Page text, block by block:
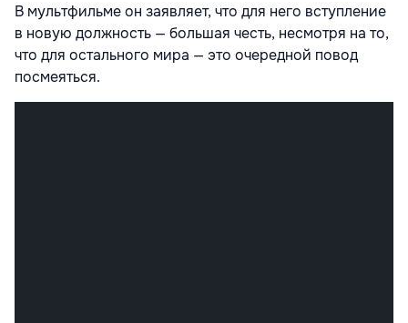
В мультфильме он заявляет, что для него вступление
в новую должность — большая честь, несмотря на то,
что для остального мира — это очередной повод
посмеяться.